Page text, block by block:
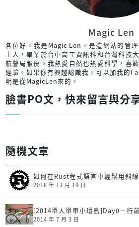
Magic Len
各位好，我是Magic Len，是這網站的管
上人，畢業於台中高工資訊科和台灣科技
航警局服役。我熱愛自然也熱愛科學，喜
經驗。如果你有興趣認識我，可以加我的
明是從MagicLen來的。
臉書PO文，快來留言與分
隨機文章
如何在Rust程式語言中輕鬆用斜
2018 年 11 月 19 日
[2014單人單車小環島]Day0－行
2014 年 7 月 3 日